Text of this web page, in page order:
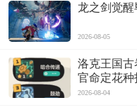
龙之剑觉
2026-08-05
洛克王国
官命定花种
2026-08-04